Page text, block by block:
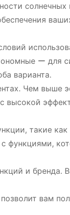
солнечных
ー для
варианта.
Чем выше
высокой
такие как
с функциями,
и бренда.
вам